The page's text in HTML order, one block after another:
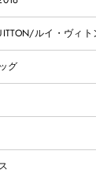
ルイ・ヴィト
グ